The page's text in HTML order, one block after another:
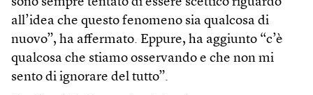
all’idea che questo fenomeno sia qualcosa di
nuovo”, ha affermato. Eppure, ha aggiunto “c’è
qualcosa che stiamo osservando e che non mi
sento di ignorare del tutto”.